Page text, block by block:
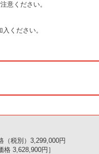
意ください。
ください。
（税別）3,299,000円
格 3,628,900円］